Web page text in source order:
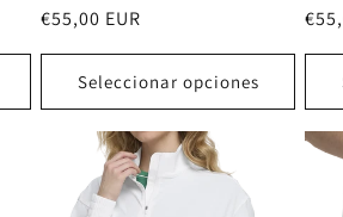
Precio
€55,00 EUR
Seleccionar opciones